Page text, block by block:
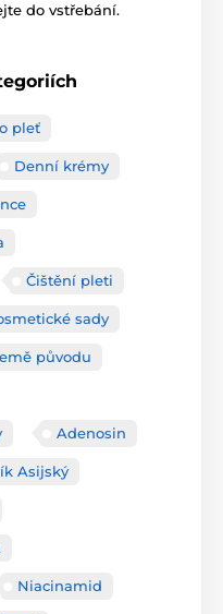
do vstřebání.
pleť
Denní krémy
Čištění pleti
sady
původu
Adenosin
Asijský
Niacinamid